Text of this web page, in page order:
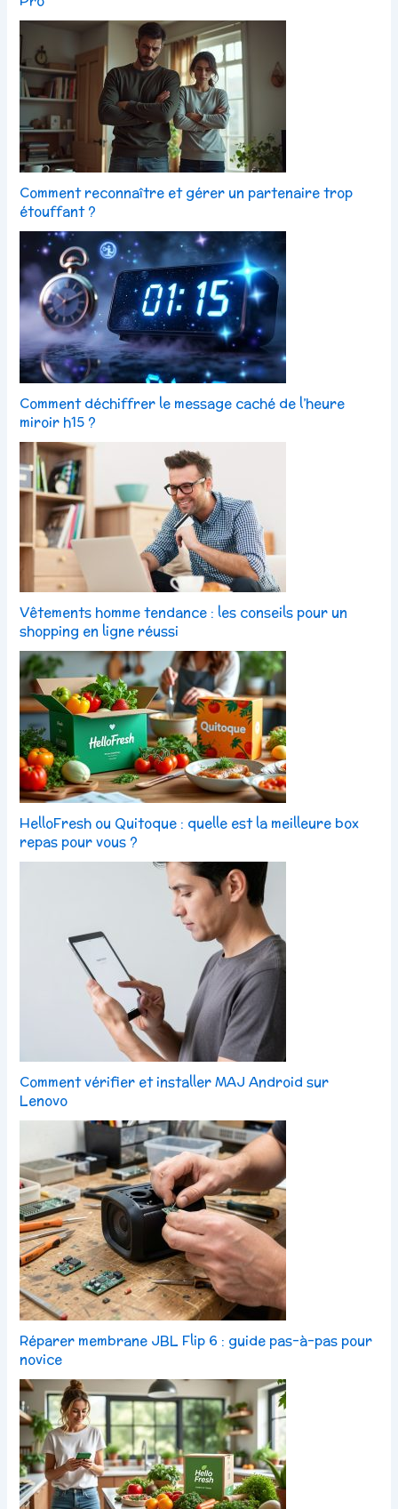
Comment reconnaître et gérer un partenaire trop
étouffant ?
Comment déchiffrer le message caché de l’heure
miroir h15 ?
Vêtements homme tendance : les conseils pour un
shopping en ligne réussi
HelloFresh ou Quitoque : quelle est la meilleure box
repas pour vous ?
Comment vérifier et installer MAJ Android sur
Lenovo
Réparer membrane JBL Flip 6 : guide pas-à-pas pour
novice